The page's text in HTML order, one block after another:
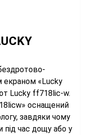
екраном «Lucky
Lucky ff718lic-w.
оснащений
завдяки чому
час дощу або у